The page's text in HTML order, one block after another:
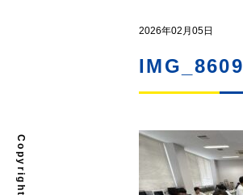
2026年02月05日
IMG_8609